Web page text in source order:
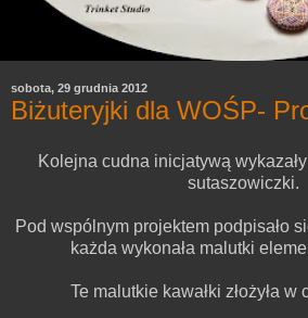
sobota, 29 grudnia 2012
Biżuteryjki dla WOŚP-
Kolejna cudna inicjatywą
sutaszowiczki.
Pod wspólnym projektem podpisało
każda wykonała malutki
Te malutkie kawałki złożyła w